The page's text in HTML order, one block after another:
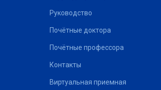
Руководство
Почётные доктора
Почётные профессора
Контакты
Виртуальная приемная